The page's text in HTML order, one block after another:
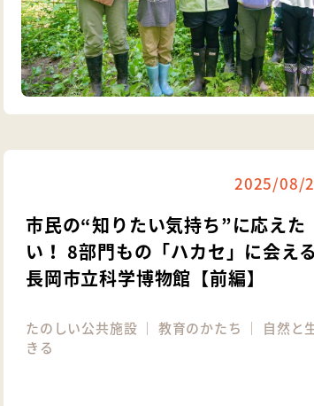
2025/08/
市民の“知りたい気持ち”に応えた
い！ 8部門もの「ハカセ」に会える
長岡市立科学博物館【前編】
たのしい公共施設 ｜ 教育のかたち ｜ 自然と
きる